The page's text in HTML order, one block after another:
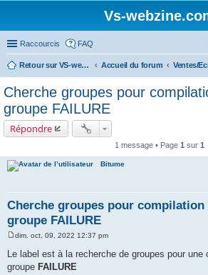
Vs-
Raccourcis FAQ
Retour sur VS-webzine Accueil du forum
Cherche groupes pour
groupe FAILURE
Répondre
1 message • Page 1 sur 1
Bitume
Cherche groupes pour compilation
groupe FAILURE
s
s
dim. oct. 09, 2022 12:37 pm
Le label est à la recherche de groupes pour une
groupe FAILURE